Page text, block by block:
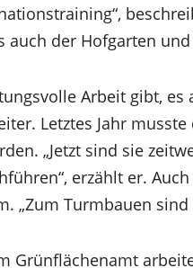
auch der Hofgarten
Arbeit gibt,
Letztes Jahr
„Jetzt sind sie
erzählt er.
„Zum Turmbauen
Grünflächenamt